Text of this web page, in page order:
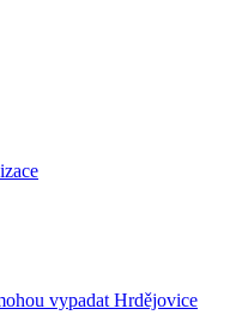
vypadat Hrdějovice